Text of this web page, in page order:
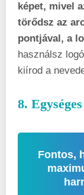
képet, mivel
törődsz az
pontjával, a
használsz
kiírod a
8.
Fontos,